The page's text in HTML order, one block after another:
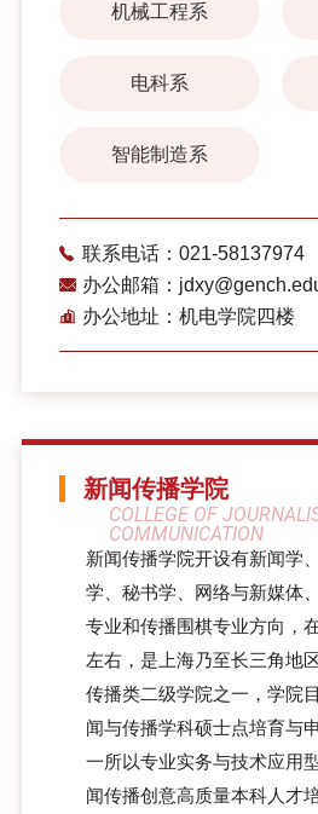
机械工程系
电科系
智能制造系
联系电话：021-58137974
办公邮箱：
办公地址：机电学院四楼
新闻传播学院
COLLEGE OF
COMMUNICATION
新闻传播学院开设有新闻学
学、秘书学、网络与新媒体
专业和传播围棋专业方向，
左右，是上海乃至长三角地
传播类二级学院之一，学院
闻与传播学科硕士点培育与
一所以专业实务与技术应用
闻传播创意高质量本科人才